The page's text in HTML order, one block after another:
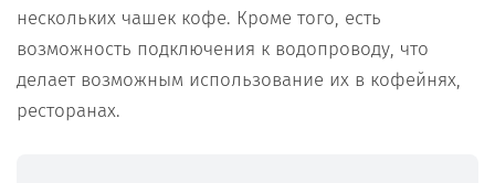
нескольких чашек кофе. Кроме того, есть
возможность подключения к водопроводу, что
делает возможным использование их в кофейнях,
ресторанах.